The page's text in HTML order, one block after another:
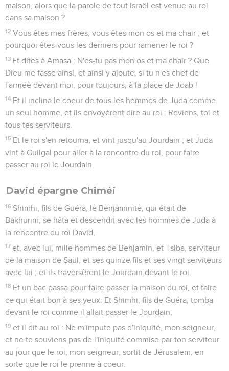
maison, alors que la parole de tout Israël est venue au roi
dans sa maison ?
12 Vous êtes mes frères, vous êtes mon os et ma chair ; et
pourquoi êtes-vous les derniers pour ramener le roi ?
13 Et dites à Amasa : N'es-tu pas mon os et ma chair ? Que
Dieu me fasse ainsi, et ainsi y ajoute, si tu n'es chef de
l'armée devant moi, pour toujours, à la place de Joab !
14 Et il inclina le coeur de tous les hommes de Juda comme
un seul homme, et ils envoyèrent dire au roi : Reviens, toi et
tous tes serviteurs.
15 Et le roi s'en retourna, et vint jusqu'au Jourdain ; et Juda
vint à Guilgal pour aller à la rencontre du roi, pour faire
passer au roi le Jourdain.
David épargne Chiméi
16 Shimhi, fils de Guéra, le Benjaminite, qui était de
Bakhurim, se hâta et descendit avec les hommes de Juda à
la rencontre du roi David,
17 et, avec lui, mille hommes de Benjamin, et Tsiba, serviteur
de la maison de Saül, et ses quinze fils et ses vingt serviteurs
avec lui ; et ils traversèrent le Jourdain devant le roi.
18 Et un bac passa pour faire passer la maison du roi, et faire
ce qui était bon à ses yeux. Et Shimhi, fils de Guéra, tomba
devant le roi comme il allait passer le Jourdain,
19 et il dit au roi : Ne m'impute pas d'iniquité, mon seigneur,
et ne te souviens pas de l'iniquité commise par ton serviteur
au jour que le roi, mon seigneur, sortit de Jérusalem, en
sorte que le roi le prenne à coeur.